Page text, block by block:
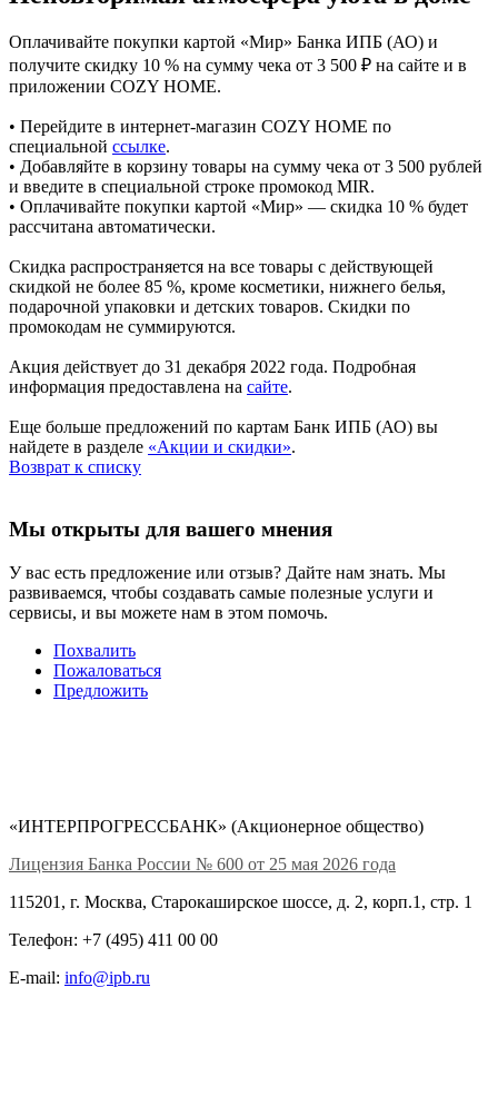
Оплачивайте покупки картой «Мир» Банка ИПБ (АО) и
получите скидку 10 % на сумму чека от 3 500 ₽ на сайте и в
приложении COZY HOME.
• Перейдите в интернет-магазин COZY HOME по
специальной ссылке.
• Добавляйте в корзину товары на сумму чека от 3 500 рублей
и введите в специальной строке промокод MIR.
• Оплачивайте покупки картой «Мир» — скидка 10 % будет
рассчитана автоматически.
Скидка распространяется на все товары с действующей
скидкой не более 85 %, кроме косметики, нижнего белья,
подарочной упаковки и детских товаров. Скидки по
промокодам не суммируются.
Акция действует до 31 декабря 2022 года. Подробная
информация предоставлена на сайте.
Еще больше предложений по картам Банк ИПБ (АО) вы
найдете в разделе «Акции и скидки».
Возврат к списку
Мы открыты для вашего мнения
У вас есть предложение или отзыв? Дайте нам знать. Мы
развиваемся, чтобы создавать самые полезные услуги и
сервисы, и вы можете нам в этом помочь.
Похвалить
Пожаловаться
Предложить
«ИНТЕРПРОГРЕССБАНК» (Акционерное общество)
Лицензия Банка России № 600 от 25 мая 2026 года
115201, г. Москва, Старокаширское шоссе, д. 2, корп.1, стр. 1
Телефон: +7 (495) 411 00 00
E-mail: info@ipb.ru